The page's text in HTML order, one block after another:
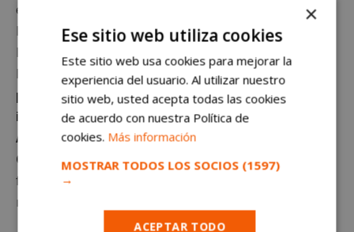
el 90 acortó distancias con un gol de falta de Álex
Blanco. Tocaba sufrir. Anquela siempre dice que toca
hacer muchas cosas bien y que nadie regala nada.
Dicho y hecho.Los asturianos pudieron llevar a la
prorroga el partido, pero Dani Jiménez consiguió
interceptar un último ataque local. Pasa el
Alcorcón a la siguiente ronda y sigue vivo en la
Copa.
Además, Anquela ha repartido minutos y
futbolistas como Reko o Escardó han tratado de
reivindicarse.
×
Ese sitio web utiliza cookies
Este sitio web usa cookies para mejorar la
experiencia del usuario. Al utilizar nuestro
sitio web, usted acepta todas las cookies
de acuerdo con nuestra Política de
cookies. Más información
MOSTRAR TODOS LOS SOCIOS (1597)
→
ACEPTAR TODO